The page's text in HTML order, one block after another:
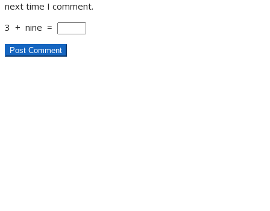
next time I comment.
3 + nine =